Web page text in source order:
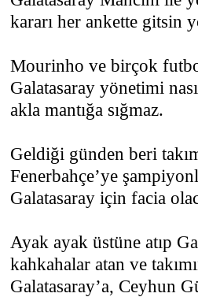
kararı her ankette gitsin
Mourinho ve birçok
Galatasaray yönetimi
akla mantığa sığmaz.
Geldiği günden beri
Fenerbahçe’ye
Galatasaray için facia
Ayak ayak üstüne atıp
kahkahalar atan ve
Galatasaray’a, Ceyhun